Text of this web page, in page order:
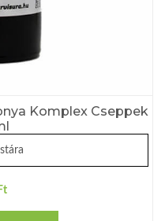
Komplex Cseppek
Ft